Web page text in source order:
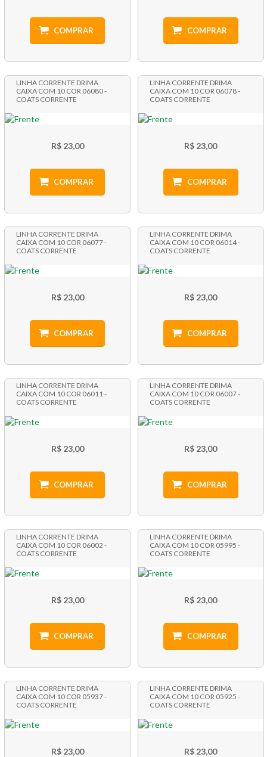
COMPRAR COMPRAR
LINHA CORRENTE DRIMA
CAIXA COM 10 COR 06080 -
COATS CORRENTE
R$ 23,00
COMPRAR
LINHA CORRENTE DRIMA
CAIXA COM 10 COR 06078 -
COATS CORRENTE
R$ 23,00
COMPRAR
LINHA CORRENTE DRIMA
CAIXA COM 10 COR 06077 -
COATS CORRENTE
R$ 23,00
COMPRAR
LINHA CORRENTE DRIMA
CAIXA COM 10 COR 06014 -
COATS CORRENTE
R$ 23,00
COMPRAR
LINHA CORRENTE DRIMA
CAIXA COM 10 COR 06011 -
COATS CORRENTE
R$ 23,00
COMPRAR
LINHA CORRENTE DRIMA
CAIXA COM 10 COR 06007 -
COATS CORRENTE
R$ 23,00
COMPRAR
LINHA CORRENTE DRIMA
CAIXA COM 10 COR 06002 -
COATS CORRENTE
R$ 23,00
COMPRAR
LINHA CORRENTE DRIMA
CAIXA COM 10 COR 05995 -
COATS CORRENTE
R$ 23,00
COMPRAR
LINHA CORRENTE DRIMA
CAIXA COM 10 COR 05937 -
COATS CORRENTE
R$ 23,00
LINHA CORRENTE DRIMA
CAIXA COM 10 COR 05925 -
COATS CORRENTE
R$ 23,00